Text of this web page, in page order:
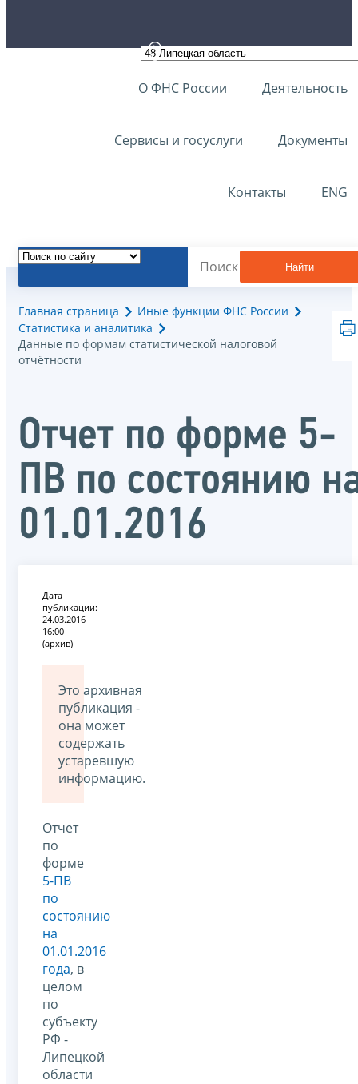
О ФНС России Деятельность
Сервисы и госуслуги Документы
Контакты ENG
Найти
Главная страница
Иные функции ФНС России
Статистика и аналитика
Данные по формам статистической налоговой
отчётности
Отчет по форме 5-
ПВ по состоянию
01.01.2016
Дата
публикации:
24.03.2016
16:00
(архив)
Это архивная
публикация -
она может
содержать
устаревшую
информацию.
Отчет
по
форме
5-ПВ
по
состоянию
на
01.01.2016
года, в
целом
по
субъекту
РФ -
Липецкой
области